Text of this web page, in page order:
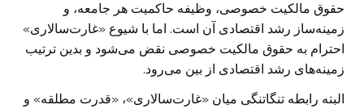
حقوق مالکیت خصوصی، وظیفه حاکمیت هر جامعه، و
زمینه‌ساز رشد اقتصادی آن است. اما با شیوع «غارت‌سالاری»
احترام به حقوق مالکیت خصوصی نقض می‌شود و بدین ترتیب
زمینه‌های رشد اقتصادی از بین می‌رود.
البته رابطه تنگاتنگی میان «غارت‌سالاری»، «قدرت مطلقه» و